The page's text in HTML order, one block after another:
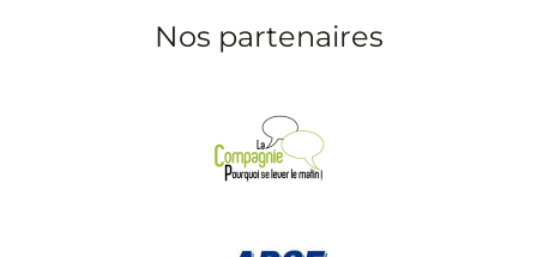
Nos partenaires